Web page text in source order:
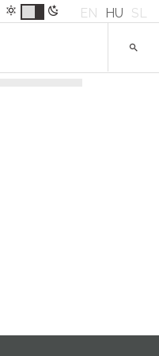
EN HU SL